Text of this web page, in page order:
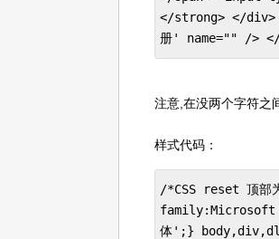
</strong> </
册' name="" />
注意,在没两个字符之
样式代码：
/*CSS reset 顶
体';}